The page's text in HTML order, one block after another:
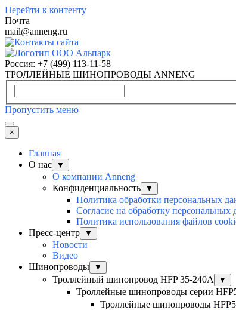
Перейти к контенту
Почта
mail@anneng.ru
Россия: +7 (499) 113-11-58
ТРОЛЛЕЙНЫЕ ШИНОПРОВОДЫ ANNENG
Пропустить меню
×
Главная
О нас
▼
О компании Anneng
Конфиденциальность
▼
Политика обработки персональных
Согласие на обработку персональных
Политика использования файлов
Пресс-центр
▼
Новости
Видео
Шинопроводы
▼
Троллейный шинопровод HFP 35-240А ▼
Троллейные шинопроводы серии
Троллейные шинопроводы